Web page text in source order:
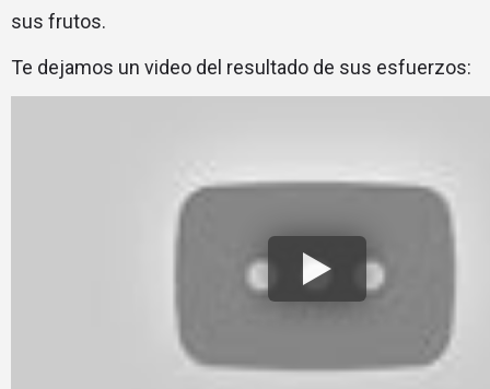
sus frutos.
Te dejamos un video del resultado de sus esfuerzos: